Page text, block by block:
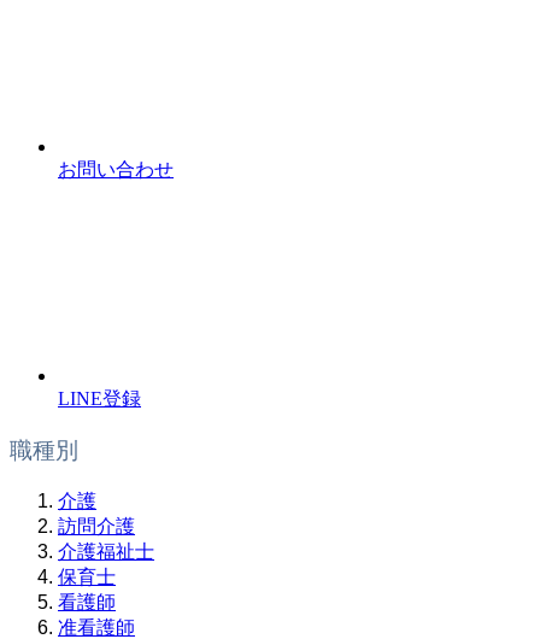
お問い合わせ
LINE登録
職種別
介護
訪問介護
介護福祉士
保育士
看護師
准看護師